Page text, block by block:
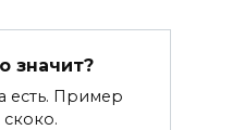
значит?
есть. Пример
скоко.